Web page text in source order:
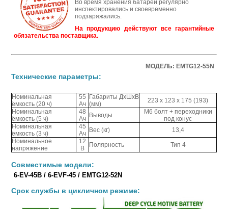
Во время хранения батареи регулярно
инспектировались и своевременно
подзаряжались.
На продукцию действуют все гарантийные
обязательства поставщика.
МОДЕЛЬ: EMTG12-55N
Технические параметры:
Номинальная
ёмкость (20 ч)
55
Ач
Габариты ДхШхВ
(мм)
223 x 123 x 175 (193)
Номинальная
ёмкость (5 ч)
48
Ач Выводы
M6 болт + переходники
под конус
Номинальная
ёмкость (3 ч)
45
Ач Вес (кг)
13,4
Номинальное
напряжение
12
В
Полярность Тип 4
Совместимые модели:
6-EV-45B / 6-EVF-45 / EMTG12-52N
Срок службы в цикличном режиме: